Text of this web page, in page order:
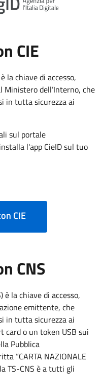
CIE
la chiave di accesso,
dell’Interno, che
in tutta sicurezza ai
sul portale
l'app CieID sul tuo
CIE
CNS
è la chiave di accesso,
emittente, che
in tutta sicurezza ai
card o un token USB sui
Pubblica
“CARTA NAZIONALE
TS-CNS è a tutti gli